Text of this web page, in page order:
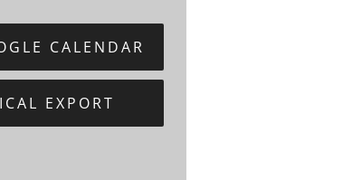
CALENDAR
EXPORT